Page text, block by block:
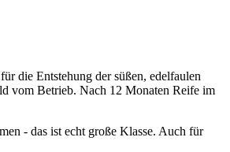
die Entstehung der süßen, edelfaulen
vom Betrieb. Nach 12 Monaten Reife im
- das ist echt große Klasse. Auch für